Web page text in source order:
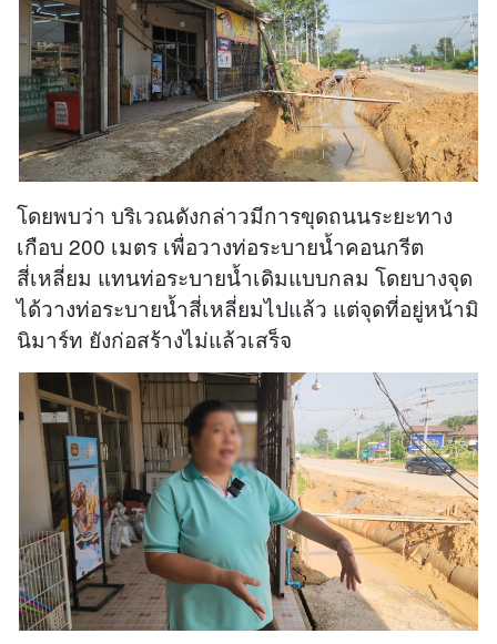
โดยพบว่า บริเวณดังกล่าวมีการขุดถนนระยะทาง
เกือบ 200 เมตร เพื่อวางท่อระบายน้ำคอนกรีต
สี่เหลี่ยม แทนท่อระบายน้ำเดิมแบบกลม โดยบางจุด
ได้วางท่อระบายน้ำสี่เหลี่ยมไปแล้ว แต่จุดที่อยู่หน้ามิ
นิมาร์ท ยังก่อสร้างไม่แล้วเสร็จ